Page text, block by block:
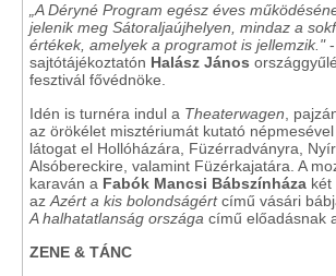
„A Déryné Program egész éves
jelenik meg Sátoraljaújhelyen, mindaz a
értékek, amelyek a programot is jellemzik."-
sajtótájékoztatón Halász János
fesztivál fővédnöke.
Idén is turnéra indul a Theaterwagen ,
az örökélet misztériumát kutató
látogat el Hollóházára, Füzérradványra,
Alsóbereckire, valamint Füzérkajatára. A
karaván a Fabók Mancsi Bábszínháza két
az Azért a kis bolondságértcímű vásári
A halhatatlanság országa című előadásnak
ZENE & TÁNC